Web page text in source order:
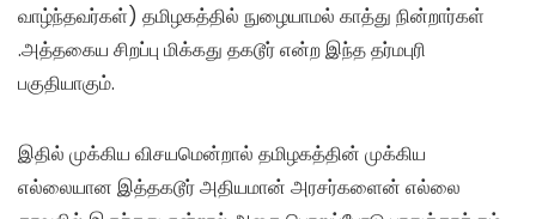
வாழ்ந்தவர்கள்) தமிழகத்தில் நுழையாமல் காத்து நின்றார்கள்
.அத்தகைய சிறப்பு மிக்கது தகடூர் என்ற இந்த தர்மபுரி
பகுதியாகும்.
இதில் முக்கிய விசயமென்றால் தமிழகத்தின் முக்கிய
எல்லையான இத்தகடூர் அதியமான் அரசர்களைன் எல்லை